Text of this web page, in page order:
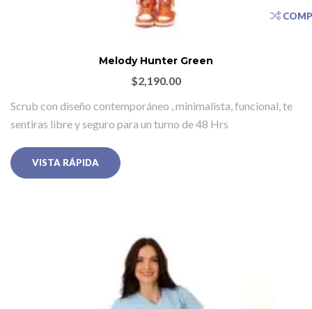
Melody Hunter Green
$2,190.00
Scrub con diseño contemporáneo , minimalista, funcional, te
sentiras libre y seguro para un turno de 48 Hrs
VISTA RÁPIDA